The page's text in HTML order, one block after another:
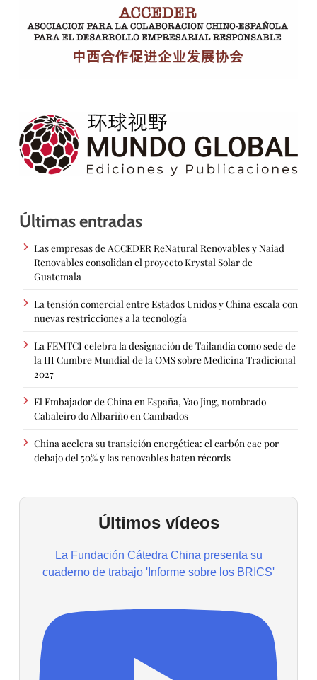
Últimas entradas
Las empresas de ACCEDER ReNatural Renovables y Naiad
Renovables consolidan el proyecto Krystal Solar de
Guatemala
La tensión comercial entre Estados Unidos y China escala con
nuevas restricciones a la tecnología
La FEMTCI celebra la designación de Tailandia como sede de
la III Cumbre Mundial de la OMS sobre Medicina Tradicional
2027
El Embajador de China en España, Yao Jing, nombrado
Cabaleiro do Albariño en Cambados
China acelera su transición energética: el carbón cae por
debajo del 50% y las renovables baten récords
Últimos vídeos
La Fundación Cátedra China presenta su
cuaderno de trabajo 'Informe sobre los BRICS'